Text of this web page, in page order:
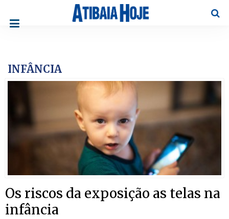
INFÂNCIA
Os riscos da exposição as telas na
infância